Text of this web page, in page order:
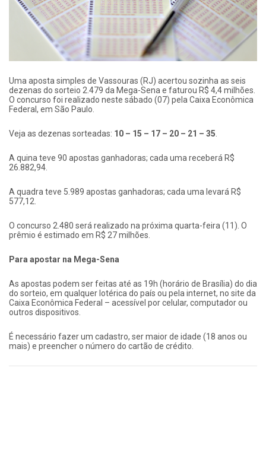
Uma aposta simples de Vassouras (RJ) acertou sozinha as seis
dezenas do sorteio 2.479 da Mega-Sena e faturou R$ 4,4 milhões.
O concurso foi realizado neste sábado (07) pela Caixa Econômica
Federal, em São Paulo.
Veja as dezenas sorteadas: 10 – 15 – 17 – 20 – 21 – 35
A quina teve 90 apostas ganhadoras; cada uma receberá R$
26.882,94.
A quadra teve 5.989 apostas ganhadoras; cada uma levará R$
577,12.
O concurso 2.480 será realizado na próxima quarta-feira (11). O
prêmio é estimado em R$ 27 milhões.
Para apostar na Mega-Sena
As apostas podem ser feitas até as 19h (horário de Brasília) do dia
do sorteio, em qualquer lotérica do país ou pela internet, no site da
Caixa Econômica Federal – acessível por celular, computador ou
outros dispositivos.
É necessário fazer um cadastro, ser maior de idade (18 anos ou
mais) e preencher o número do cartão de crédito.